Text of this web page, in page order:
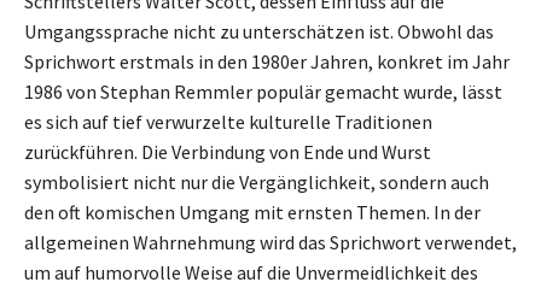
Umgangssprache nicht zu unterschätzen ist. Obwohl das
Sprichwort erstmals in den 1980er Jahren, konkret im Jahr
1986 von Stephan Remmler populär gemacht wurde, lässt
es sich auf tief verwurzelte kulturelle Traditionen
zurückführen. Die Verbindung von Ende und Wurst
symbolisiert nicht nur die Vergänglichkeit, sondern auch
den oft komischen Umgang mit ernsten Themen. In der
allgemeinen Wahrnehmung wird das Sprichwort verwendet,
um auf humorvolle Weise auf die Unvermeidlichkeit des